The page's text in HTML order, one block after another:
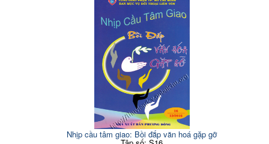
Nhịp cầu tâm giao: Bồi đắp văn hoá gặp gỡ